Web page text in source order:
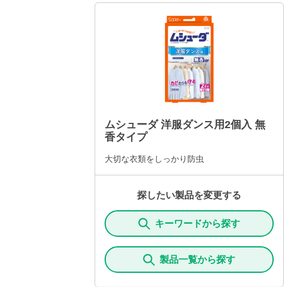
ムシューダ 洋服ダンス用2個入 無
香タイプ
大切な衣類をしっかり防虫
探したい製品を変更する
キーワードから探す
製品一覧から探す